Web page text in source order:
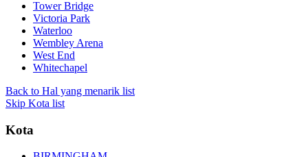
Tower Bridge
Victoria Park
Waterloo
Wembley Arena
West End
Whitechapel
Back to Hal yang menarik list
Skip Kota list
Kota